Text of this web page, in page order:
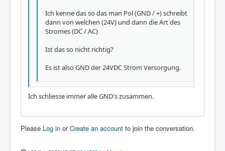
Ich kenne das so das man Pol (GND / +) schreibt
dann von welchen (24V) und dann die Art des
Stromes (DC / AC)
Ist das so nicht richtig?
Es ist also GND der 24VDC Strom Versorgung.
Ich schliesse immer alle GND's zusammen.
Please Log in orCreate an account to join the conversation.